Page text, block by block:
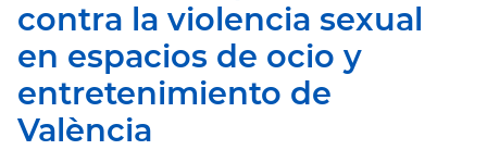
contra la violencia sexual
en espacios de ocio y
entretenimiento de
València